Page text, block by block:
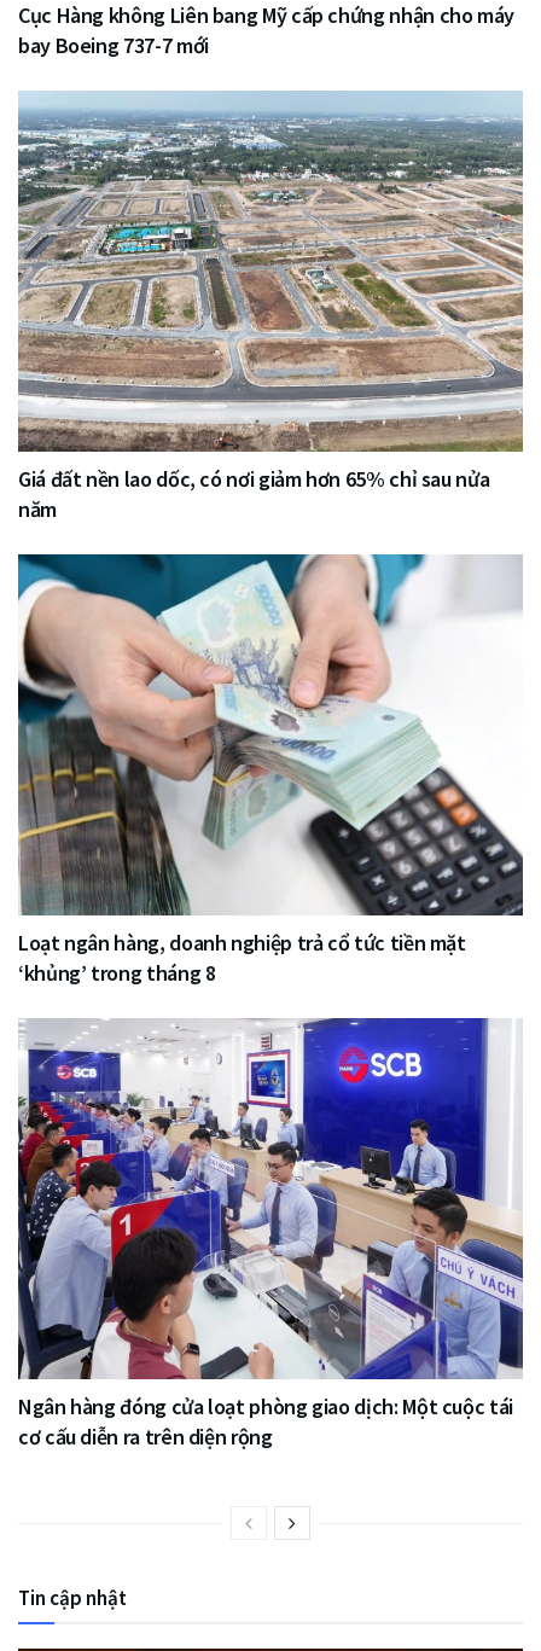
Cục Hàng không Liên bang Mỹ cấp chứng nhận cho máy
bay Boeing 737-7 mới
Giá đất nền lao dốc, có nơi giảm hơn 65% chỉ sau nửa
năm
Loạt ngân hàng, doanh nghiệp trả cổ tức tiền mặt
‘khủng’ trong tháng 8
Ngân hàng đóng cửa loạt phòng giao dịch: Một cuộc tái
cơ cấu diễn ra trên diện rộng
Tin cập nhật